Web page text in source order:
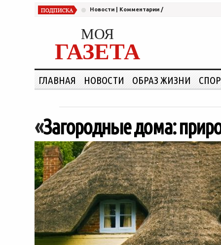
Новости Комментарии /
МОЯ
ГАЗЕТА
ГЛАВНАЯ НОВОСТИ ОБРАЗ ЖИЗНИ
«Загородные дома: